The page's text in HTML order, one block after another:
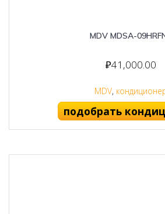
MDV MDSA-
₽41,000.00
MDV,
подобрать